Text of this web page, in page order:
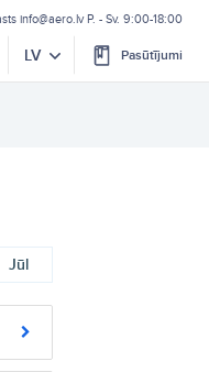
info@aero.lv P. - Sv. 9:00-18:00
LV Pasūtījumi
Jūl